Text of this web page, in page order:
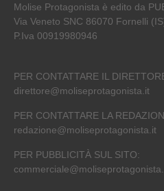
Molise Protagonista è edito da
Via Veneto SNC 86070 Fornelli
P.Iva 00919980946
PER CONTATTARE IL
direttore@moliseprotagonista.it
PER CONTATTARE LA
redazione@moliseprotagonista.it
PER PUBBLICITÀ SUL SITO: